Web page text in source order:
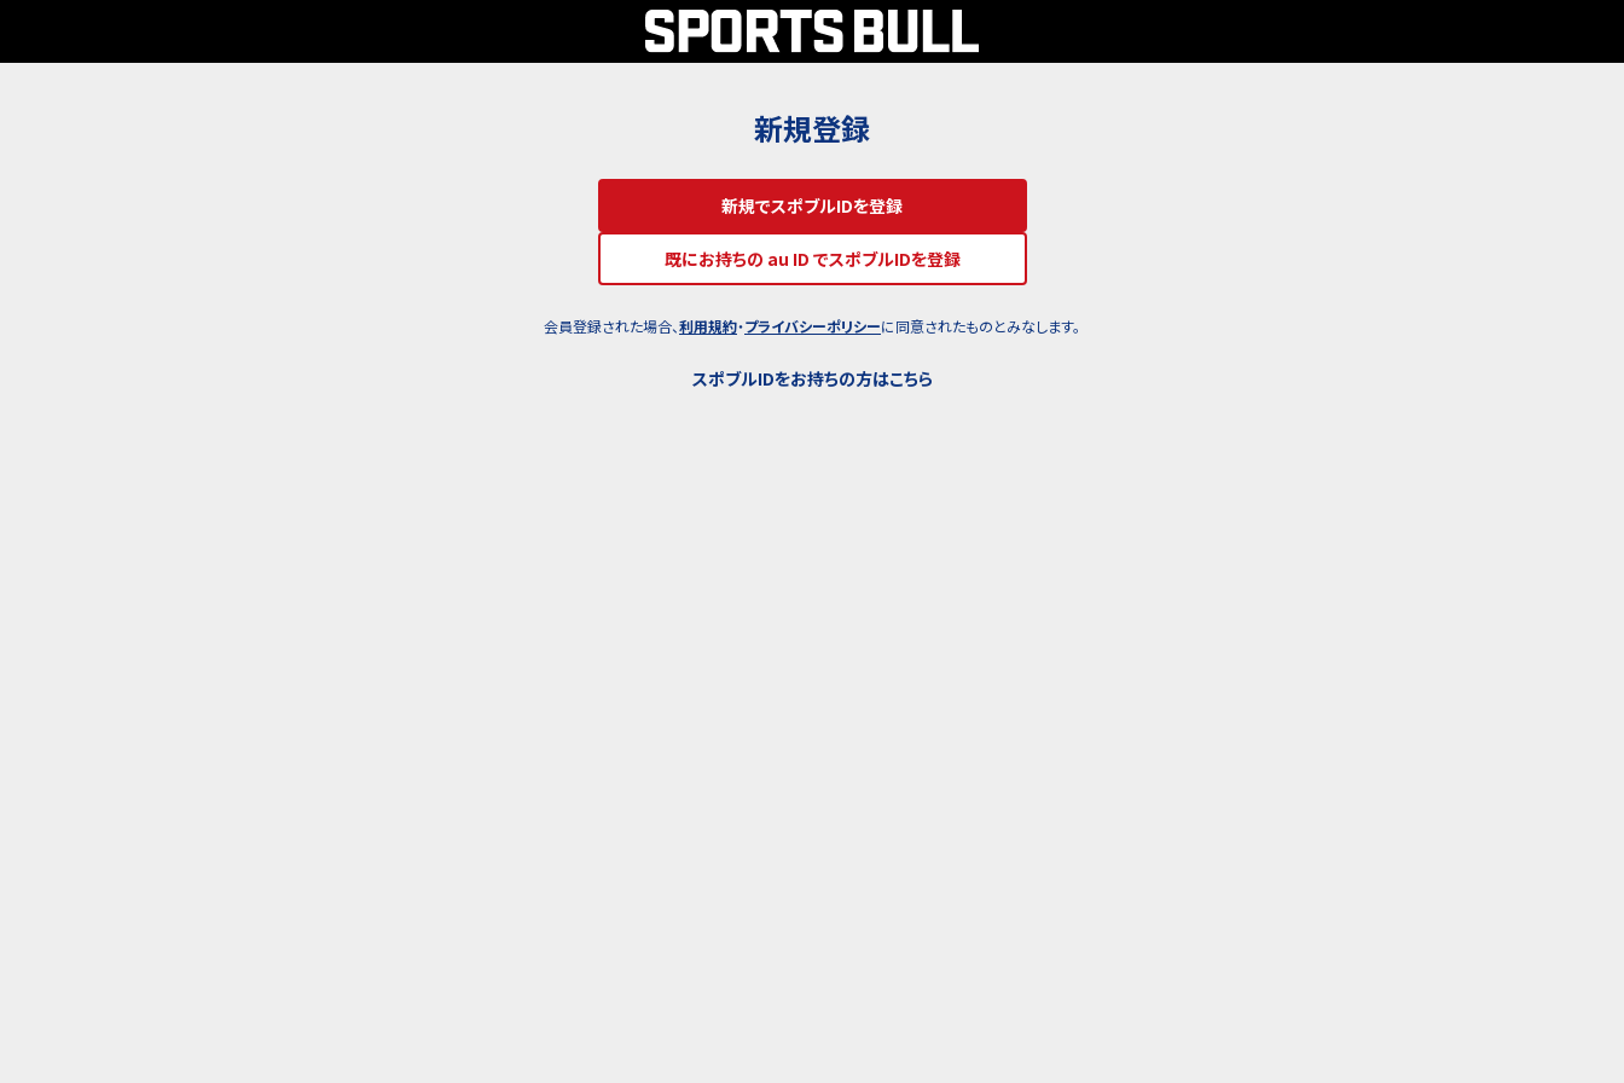
新規登録
新規でスポブルIDを登録
既にお持ちの au ID でスポブルIDを登録
会員登録された場合、利用規約・プライバシーポリシーに同意されたものとみなします。
スポブルIDをお持ちの方はこちら